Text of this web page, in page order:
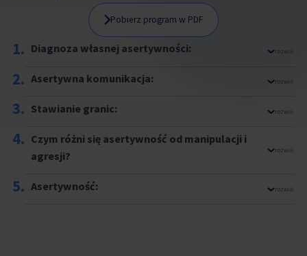
Pobierz program w PDF
1. Diagnoza własnej asertywności: rozwiń
2. Asertywna komunikacja: rozwiń
3. Stawianie granic: rozwiń
4. Czym różni się asertywność od manipulacji i
agresji?
rozwiń
5. Asertywność: rozwiń